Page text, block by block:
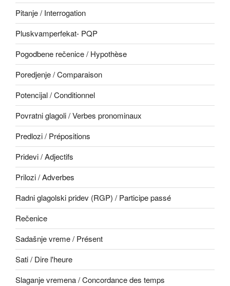
Pitanje / Interrogation
Pluskvamperfekat- PQP
Pogodbene rečenice / Hypothèse
Poredjenje / Comparaison
Potencijal / Conditionnel
Povratni glagoli / Verbes pronominaux
Predlozi / Prépositions
Pridevi / Adjectifs
Prilozi / Adverbes
Radni glagolski pridev (RGP) / Participe passé
Rečenice
Sadašnje vreme / Présent
Sati / Dire l'heure
Slaganje vremena / Concordance des temps